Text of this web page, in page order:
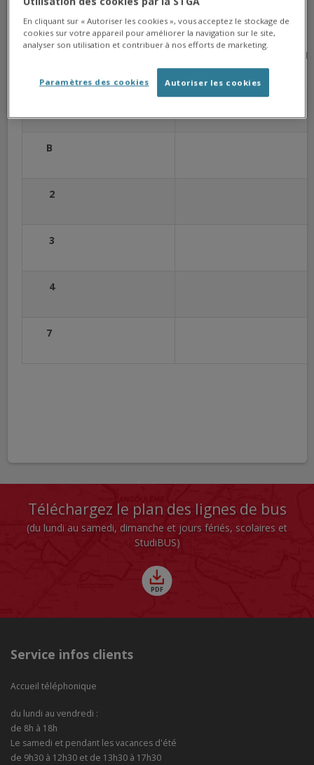
normalement.
Ligne
B
2
3
4
7
Téléchargez le plan des lignes de bus
(du lundi au samedi, dimanche et jours fériés, scolaires et
StudiBUS)
Service infos clients
Accueil téléphonique
du lundi au vendredi :
de 8h à 18h
Le samedi et pendant les vacances d'été
de 9h30 à 12h30 et de 13h30 à 17h30
En cliquant sur « Autoriser les cookies », vous acceptez le stockage de
cookies sur votre appareil pour améliorer la navigation sur le site,
analyser son utilisation et contribuer à nos efforts de marketing.
Autoriser les cookies
Paramètres des cookies